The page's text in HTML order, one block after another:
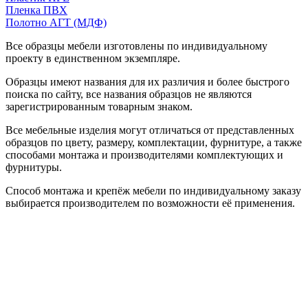
Пленка ПВХ
Полотно АГТ (МДФ)
Все образцы мебели изготовлены по индивидуальному
проекту в единственном экземпляре.
Образцы имеют названия для их различия и более быстрого
поиска по сайту, все названия образцов не являются
зарегистрированным товарным знаком.
Все мебельные изделия могут отличаться от представленных
образцов по цвету, размеру, комплектации, фурнитуре, а также
способами монтажа и производителями комплектующих и
фурнитуры.
Способ монтажа и крепёж мебели по индивидуальному заказу
выбирается производителем по возможности её применения.